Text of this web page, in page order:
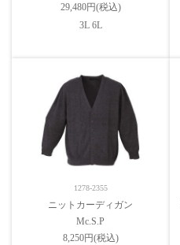
29,480円(税込)
3L 6L
1278-2355
ニットカーディガン
Mc.S.P
8,250円(税込)